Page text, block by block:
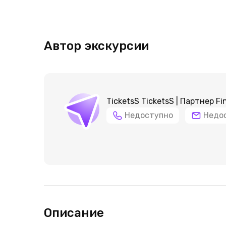
Автор экскурсии
TicketsS TicketsS | Партнер
Недоступно
Описание